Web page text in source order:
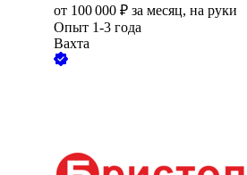
от 100 000 ₽ за месяц, на руки
Опыт 1-3 года
Вахта